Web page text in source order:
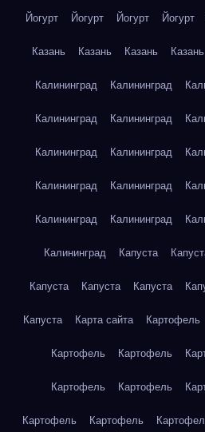
Йогурт Йогурт Йогурт Йогурт
Казань Казань Казань Казань
Калининград Калининград
Калининград Калининград
Калининград Калининград
Калининград Калининград
Калининград Калининград
Калининград Капуста
Капуста Капуста Капуста
Капуста Карта сайта Картофель
Картофель Картофель
Картофель Картофель
Картофель Картофель